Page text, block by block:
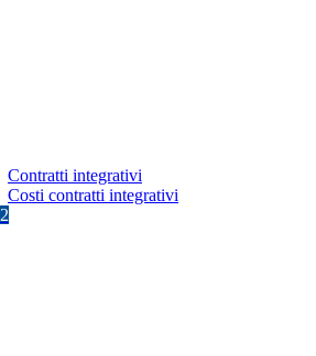
Contratti integrativi
Costi contratti integrativi
2